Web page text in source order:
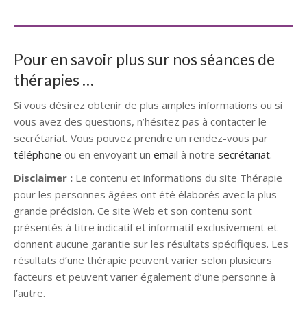
Pour en savoir plus sur nos séances de
thérapies …
Si vous désirez obtenir de plus amples informations ou si
vous avez des questions, n’hésitez pas à contacter le
secrétariat. Vous pouvez prendre un rendez-vous par
téléphone ou en envoyant un email à notre secrétariat.
Disclaimer : Le contenu et informations du site Thérapie
pour les personnes âgées ont été élaborés avec la plus
grande précision. Ce site Web et son contenu sont
présentés à titre indicatif et informatif exclusivement et
donnent aucune garantie sur les résultats spécifiques. Les
résultats d’une thérapie peuvent varier selon plusieurs
facteurs et peuvent varier également d’une personne à
l’autre.